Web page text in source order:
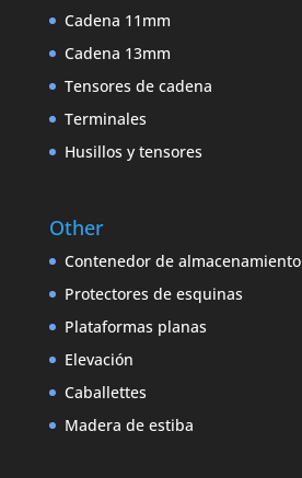
Cadena 11mm
Cadena 13mm
Tensores de cadena
Terminales
Husillos y tensores
Other
Contenedor de almacenamiento
Protectores de esquinas
Plataformas planas
Elevación
Caballettes
Madera de estiba